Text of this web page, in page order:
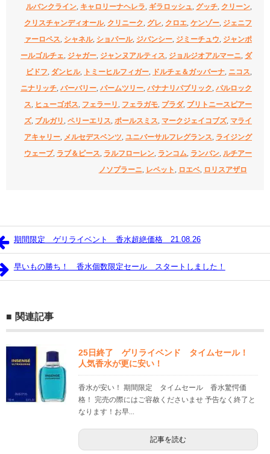
ルバンクライン, キャロリーナヘレラ, ギラロッシュ, グッチ, クリーン,
クリスチャンディオール, クリニーク, グレ, クロエ, ケンゾー, ジェニフ
ァーロペス, シャネル, ショパール, ジバンシー, ジミーチュウ, ジャンポ
ールゴルチェ, ジャガー, ジャンヌアルティス, ジョルジオアルマーニ, ダ
ビドフ, ダンヒル, トミーヒルフィガー, ドルチェ＆ガッバーナ, ニコス,
ニナリッチ, バーバリー, パームツリー, バナナリパブリック, パルロック
ス, ヒューゴボス, フェラーリ, フェラガモ, プラダ, ブリトニースピアー
ズ, ブルガリ, ペリーエリス, ポールスミス, マークジェイコブズ, マライ
アキャリー, メルセデスベンツ, ユニバーサルフレグランス, ライジング
ウェーブ, ラブ＆ピース, ラルフローレン, ランコム, ランバン, ルチアー
ノソプラーニ, レペット, ロエベ, ロリスアザロ
期間限定 ゲリライベント 香水超絶価格 21.08.26
早いもの勝ち！ 香水個数限定セール スタートしました！
関連記事
25日終了 ゲリライベンド タイムセール！
人気香水が更に安い！
香水が安い！ 期間限定 タイムセール 香水驚愕価
格！ 完売の際にはご容赦くださいませ 予告なく終了と
なります！お早...
記事を読む